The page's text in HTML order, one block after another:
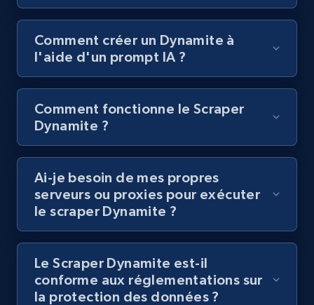
URL, Title, Youtuber, Youtuber md5, Video url,
713+
Youtube - Videos posts - Discovery records
URL, Title, Youtuber, Youtuber md5, Video url,
Video length, Likes, Views, and more.
Youtube - Videos posts - Discovery videos
Comment créer un Dynamite à
l'aide d'un prompt IA ?
Comment fonctionne le Scraper
Dynamite ?
Ai-je besoin de mes propres
serveurs ou proxies pour exécuter
le scraper Dynamite ?
Le Scraper Dynamite est-il
conforme aux réglementations sur
la protection des données ?